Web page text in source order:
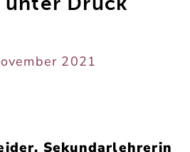
2021
Sekundarlehrerin